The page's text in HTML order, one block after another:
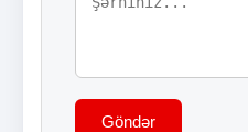
Göndər